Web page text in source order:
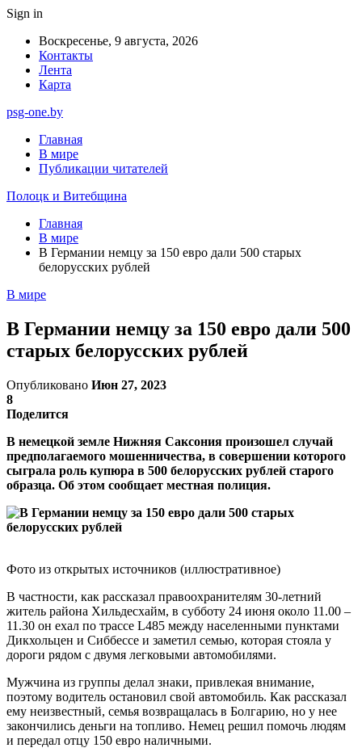
Sign in
Воскресенье, 9 августа, 2026
Контакты
Лента
Карта
psg-one.by
Главная
В мире
Публикации читателей
Полоцк и Витебщина
Главная
В мире
В Германии немцу за 150 евро дали 500 старых
белорусских рублей
В мире
В Германии немцу за 150 евро дали 500
старых белорусских рублей
Опубликовано Июн 27, 2023
8
Поделится
В немецкой земле Нижняя Саксония произошел случай
предполагаемого мошенничества, в совершении которого
сыграла роль купюра в 500 белорусских рублей старого
образца. Об этом сообщает местная полиция.
Фото из открытых источников (иллюстративное)
В частности, как рассказал правоохранителям 30-летний
житель района Хильдесхайм, в субботу 24 июня около 11.00 –
11.30 он ехал по трассе L485 между населенными пунктами
Дикхольцен и Сиббессе и заметил семью, которая стояла у
дороги рядом с двумя легковыми автомобилями.
Мужчина из группы делал знаки, привлекая внимание,
поэтому водитель остановил свой автомобиль. Как рассказал
ему неизвестный, семья возвращалась в Болгарию, но у нее
закончились деньги на топливо. Немец решил помочь людям
и передал отцу 150 евро наличными.